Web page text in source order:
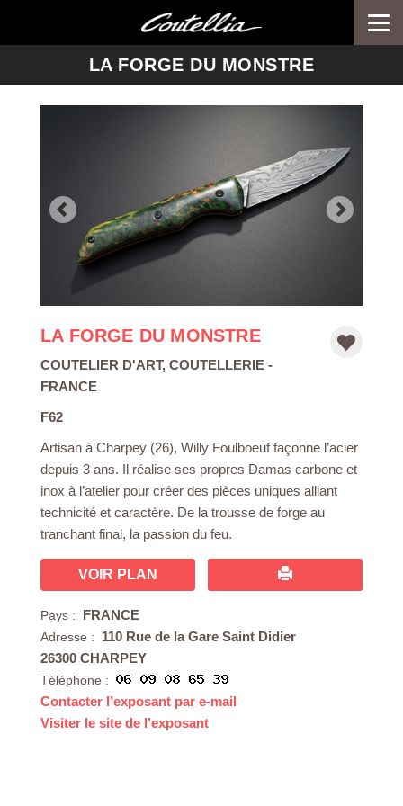
LA FORGE DU MONSTRE
LA FORGE DU MONSTRE
COUTELIER D'ART, COUTELLERIE -
FRANCE
F62
Artisan à Charpey (26), Willy Foulboeuf façonne l’acier
depuis 3 ans. Il réalise ses propres Damas carbone et
inox à l’atelier pour créer des pièces uniques alliant
technicité et caractère. De la trousse de forge au
tranchant final, la passion du feu.
VOIR PLAN
Pays : FRANCE
Adresse :
110 Rue de la Gare Saint Didier
26300 CHARPEY
Téléphone :
Contacter l’exposant par e-mail
Visiter le site de l’exposant